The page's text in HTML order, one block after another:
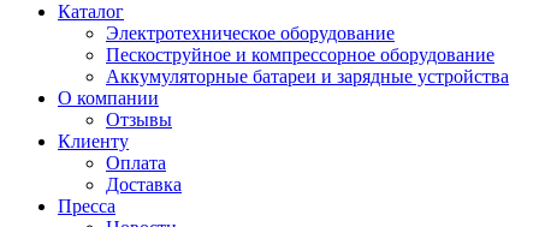
Каталог
Электротехническое оборудование
Пескоструйное и компрессорное оборудование
Аккумуляторные батареи и зарядные устройства
О компании
Отзывы
Клиенту
Оплата
Доставка
Пресса